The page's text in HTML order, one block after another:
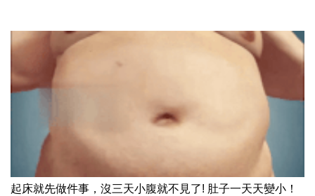
起床就先做件事，沒三天小腹就不見了! 肚子一天天變小！